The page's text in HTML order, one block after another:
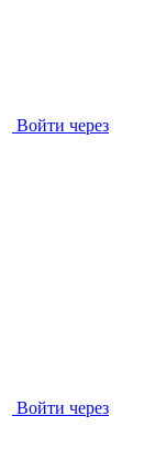
Войти через
Войти через